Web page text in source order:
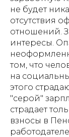
не будет
отсутствия
отношений.
интересы.
том, что
на
этого
"серой"
страдает
взносы в